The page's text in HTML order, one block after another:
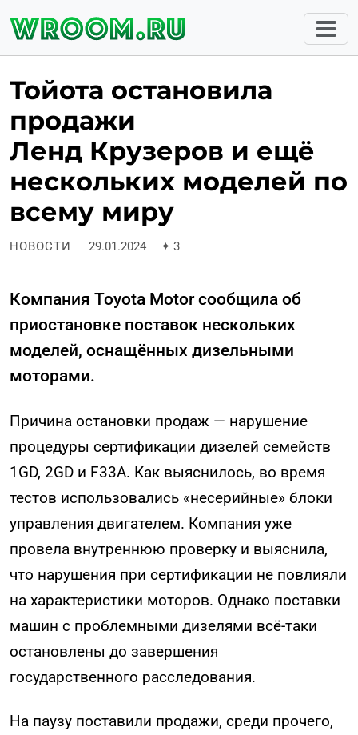
Тойота остановила
продажи
Ленд Крузеров и ещё
нескольких моделей по
всему миру
НОВОСТИ 29.01.2024 ✦ 3
Компания Toyota Motor сообщила об
приостановке поставок нескольких
моделей, оснащённых дизельными
моторами.
Причина остановки продаж — нарушение
процедуры сертификации дизелей семейств
1GD, 2GD и F33A. Как выяснилось, во время
тестов использовались «несерийные» блоки
управления двигателем. Компания уже
провела внутреннюю проверку и выяснила,
что нарушения при сертификации не повлияли
на характеристики моторов. Однако поставки
машин с проблемными дизелями всё-таки
остановлены до завершения
государственного расследования.
На паузу поставили продажи, среди прочего,